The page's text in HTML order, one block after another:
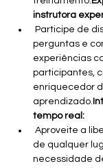
instrutora
perguntas e
experiências
participantes,
enriquecedor
aprendizado.
tempo real:
de qualquer
necessidade